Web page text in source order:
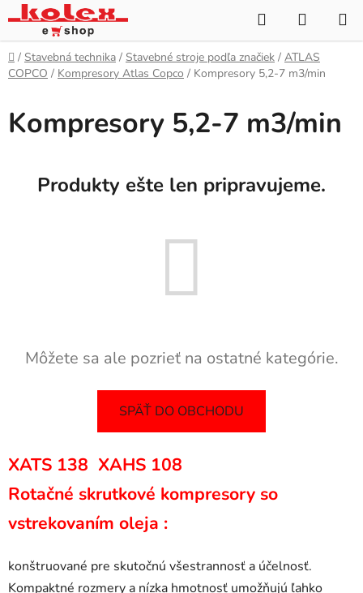
Prejsť
na
obsah
Hľadať
KOŠÍK
Domov
/ Stavebná technika / Stavebné stroje podľa značiek / ATLAS
COPCO / Kompresory Atlas Copco / Kompresory 5,2-7 m3/min
Kompresory 5,2-7 m3/min
Produkty ešte len pripravujeme.
Môžete sa ale pozrieť na ostatné kategórie.
SPÄŤ DO OBCHODU
XATS 138 XAHS 108
Rotačné skrutkové kompresory so
vstrekovaním oleja :
konštruované pre skutočnú všestrannosť a účelnosť.
Kompaktné rozmery a nízka hmotnosť umožňujú ľahko